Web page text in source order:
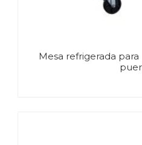
Mesa refrigerada